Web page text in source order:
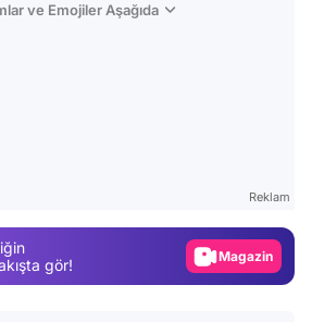
ve Emojiler Aşağıda
Reklam
gör!
Magazin